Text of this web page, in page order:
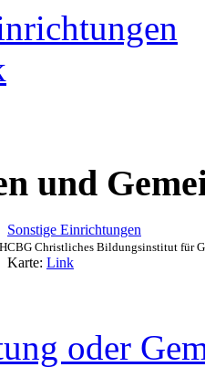
und
Sonstige Einrichtungen
CBG Christliches Bildungsinstitut für
Karte: Link
oder